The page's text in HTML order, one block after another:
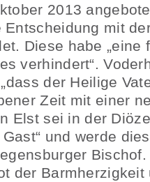
2013
Entscheidung mit
Diese habe „eine
verhindert“.
der Heilige
Zeit mit einer
Elst sei in der
und werde
der Barmherzigkeit